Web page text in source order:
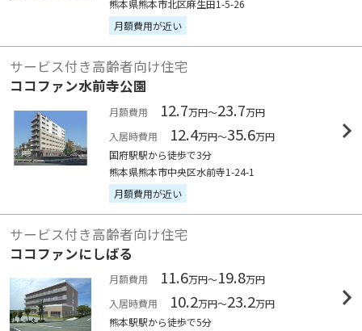
熊本県熊本市北区麻生田1-5-26
月額費用が近い
サービス付き高齢者向け住宅
ココファン水前寺公園
月額費用 12.7万円～23.7万円
入居時費用
12.4万円～35.6万円
国府駅駅から徒歩で3分
熊本県熊本市中央区水前寺1-24-1
月額費用が近い
サービス付き高齢者向け住宅
ココファンにしばる
月額費用 11.6万円～19.8万円
入居時費用
10.2万円～23.2万円
熊本駅駅から徒歩で5分